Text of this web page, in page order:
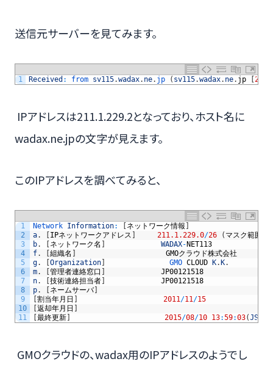
送信元サーバーを見てみます。
1 Received : from sv115.wadax. ne. jp ( sv115.wadax. ne. jp
IPアドレスは211.1.229.2となっており、ホスト名に
wadax.ne.jpの文字が見えます。
このIPアドレスを調べてみると、
1
2
3
4
5
6
7
8
9
10
11
Network Information: ネットワーク情報
a. IPネットワークアドレス 211.1.229.0/26 ( マスク範囲
b. ネットワーク名 WADAX- NET113
f. 組織名 GMOクラウド株式会社
g. Organization GMO CLOUD K. K.
m. 管理者連絡窓口
JP00121518
n. 技術連絡担当者
JP00121518
p. ネームサーバ]
割当年月日 2011/11/15
返却年月日
最終更新 2015/08/10 13:59:03(JST
GMOクラウドの、wadax用のIPアドレスのようでし